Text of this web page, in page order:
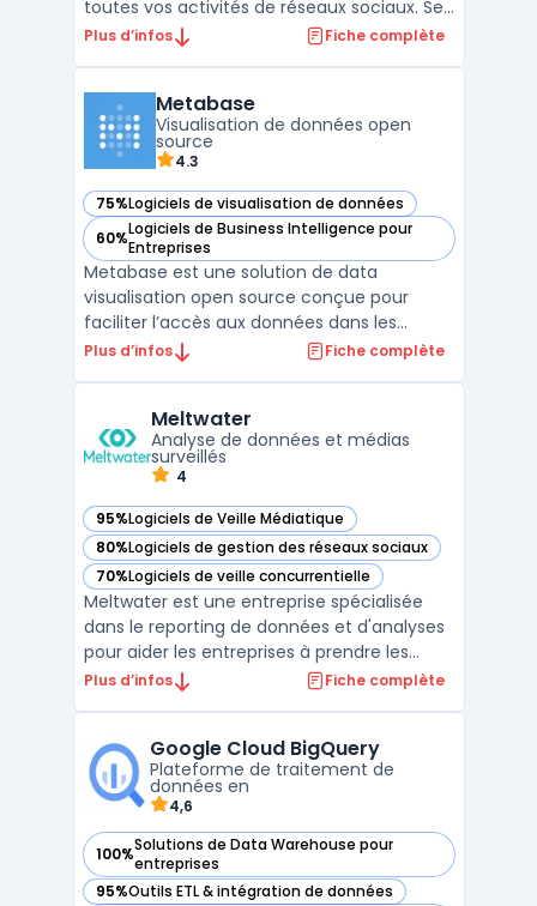
toutes vos activités de réseaux sociaux. Ses
fonctionnalités et tableaux de bord en
en obtenant des résultats mesurables et
une croissance ...
Plus d’infos Fiche complète
Metabase
Visualisation de données open
source
4.3
75%Logiciels de visualisation de données
— voir Metabase dans cette catégorie
60%Logiciels de Business Intelligence pour
Entreprises
— voir Metabase dans cette catégorie
Metabase est une solution de data
visualisation open source conçue pour
faciliter l’accès aux données dans les
entreprises. Elle permet de créer des
une interface utilisateur simple et intuitive.
Les utilisateurs peu ...
Plus d’infos Fiche complète
Meltwater
Analyse de données et médias
surveillés
4
95%Logiciels de Veille Médiatique
— voir Meltwater dans cette catégorie
80%Logiciels de gestion des réseaux sociaux
— voir Meltwater dans cette catégorie
70%Logiciels de veille concurrentielle
— voir Meltwater dans cette catégorie
Meltwater est une entreprise spécialisée
dans le reporting de données et d'analyses
pour aider les entreprises à prendre les
bonnes décisions en se basant sur des
capable de collecter des données
provenant de nombre ...
Plus d’infos Fiche complète
Google Cloud BigQuery
Plateforme de traitement de
données en
4,6
100%Solutions de Data Warehouse pour
entreprises
— voir Google Cloud BigQuery dans cette catégorie
95%Outils ETL & intégration de données
— voir Google Cloud BigQuery dans cette catégorie